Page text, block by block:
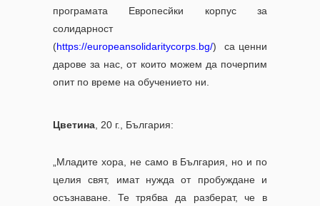
програмата Европесйки корпус за
солидарност
(https://europeansolidaritycorps.bg/) са ценни
дарове за нас, от които можем да почерпим
опит по време на обучението ни.
Цветина, 20 г., България:
„Младите хора, не само в България, но и по
целия свят, имат нужда от пробуждане и
осъзнаване. Те трябва да разберат, че в